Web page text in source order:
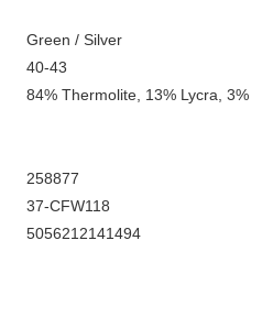
Green / Silver
40-43
84% Thermolite, 13% Lycra, 3%
258877
37-CFW118
5056212141494